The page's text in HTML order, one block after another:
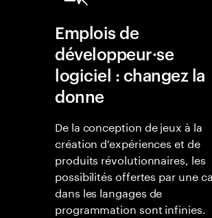
Emplois de
développeur·se
logiciel : changez la
donne
De la conception de jeux à la
création d'expériences et de
produits révolutionnaires, les
possibilités offertes par une
dans les langages de
programmation sont infinies.